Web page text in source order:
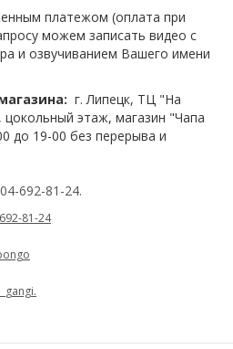
платежом (оплата при
можем записать видео с
и озвучиванием Вашего имени
г. Липецк, ТЦ "На
этаж, магазин "Чапа
до 19-00 без перерыва и
692-81-24.
81-24